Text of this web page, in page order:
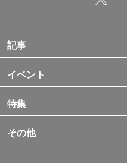
記事
イベント
特集
その他